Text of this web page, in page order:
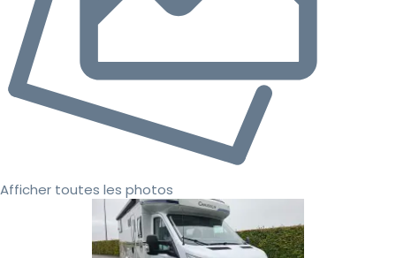
Afficher toutes les photos